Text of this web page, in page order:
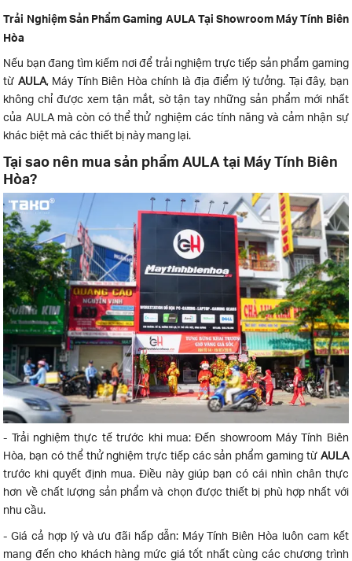
Trải Nghiệm Sản Phẩm Gaming AULA Tại Showroom Máy Tính Biên
Hòa
Nếu bạn đang tìm kiếm nơi để trải nghiệm trực tiếp sản phẩm gaming
từ AULA, Máy Tính Biên Hòa chính là địa điểm lý tưởng. Tại đây, bạn
không chỉ được xem tận mắt, sờ tận tay những sản phẩm mới nhất
của AULA mà còn có thể thử nghiệm các tính năng và cảm nhận sự
khác biệt mà các thiết bị này mang lại.
Tại sao nên mua sản phẩm AULA tại Máy Tính Biên
Hòa?
- Trải nghiệm thực tế trước khi mua: Đến showroom Máy Tính Biên
Hòa, bạn có thể thử nghiệm trực tiếp các sản phẩm gaming từ AULA
trước khi quyết định mua. Điều này giúp bạn có cái nhìn chân thực
hơn về chất lượng sản phẩm và chọn được thiết bị phù hợp nhất với
nhu cầu.
- Giá cả hợp lý và ưu đãi hấp dẫn: Máy Tính Biên Hòa luôn cam kết
mang đến cho khách hàng mức giá tốt nhất cùng các chương trình